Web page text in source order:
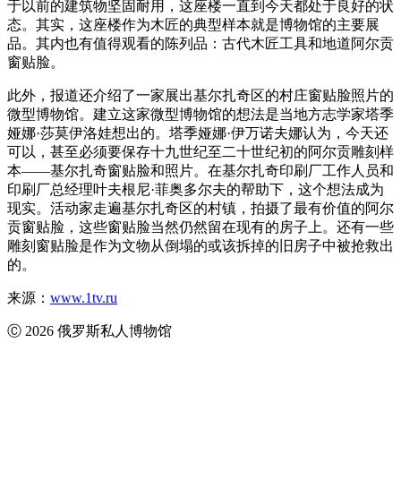
于以前的建筑物坚固耐用，这座楼一直到今天都处于良好的状
态。其实，这座楼作为木匠的典型样本就是博物馆的主要展
品。其内也有值得观看的陈列品：古代木匠工具和地道阿尔贡
窗贴脸。
此外，报道还介绍了一家展出基尔扎奇区的村庄窗贴脸照片的
微型博物馆。建立这家微型博物馆的想法是当地方志学家塔季
娅娜·莎莫伊洛娃想出的。塔季娅娜·伊万诺夫娜认为，今天还
可以，甚至必须要保存十九世纪至二十世纪初的阿尔贡雕刻样
本——基尔扎奇窗贴脸和照片。在基尔扎奇印刷厂工作人员和
印刷厂总经理叶夫根尼·菲奥多尔夫的帮助下，这个想法成为
现实。活动家走遍基尔扎奇区的村镇，拍摄了最有价值的阿尔
贡窗贴脸，这些窗贴脸当然仍然留在现有的房子上。还有一些
雕刻窗贴脸是作为文物从倒塌的或该拆掉的旧房子中被抢救出
的。
来源： www.1tv.ru
Ⓒ 2026 俄罗斯私人博物馆